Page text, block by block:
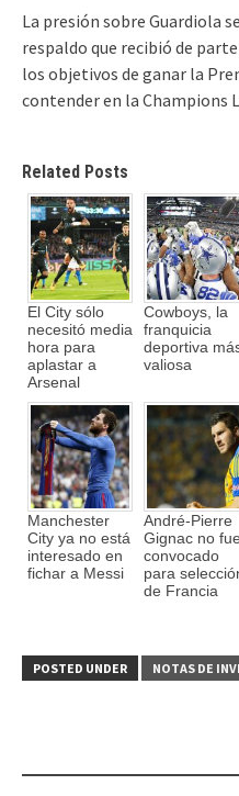
La presión sobre Guardiola
respaldo que recibió de
los objetivos de ganar la
contender en la Champions
Related Posts
El City sólo
necesitó media
hora para
aplastar a
Arsenal
Cowboys, la
franquicia
deportiva
valiosa
Manchester
City ya no está
interesado en
fichar a Messi
André-Pierre
Gignac no fue
convocado
para
de Francia
POSTED UNDER NOTAS DE